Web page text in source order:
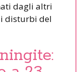
dagli altri
i disturbi del